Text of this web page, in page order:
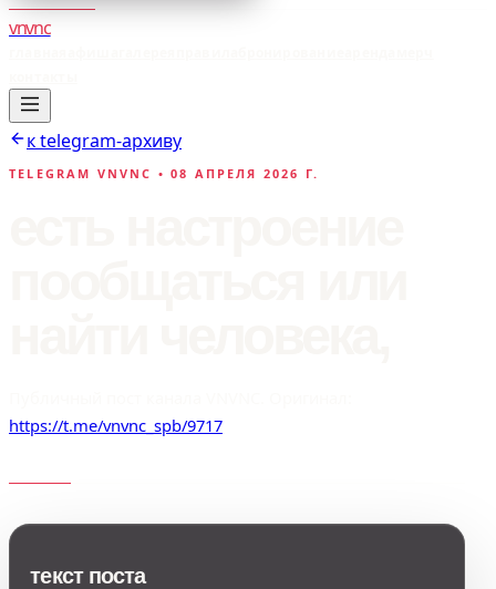
vnvnc
к telegram-архиву
TELEGRAM VNVNC • 08 АПРЕЛЯ 2026 Г.
https://t.me/vnvnc_spb/9717
текст поста